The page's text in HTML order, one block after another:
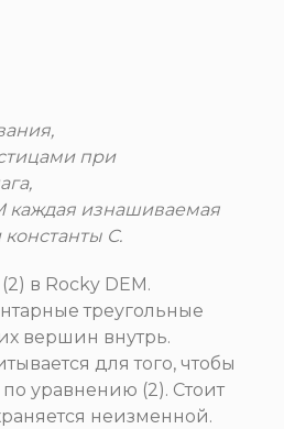
при
каждая изнашиваемая
C.
в Rocky DEM.
треугольные
вершин внутрь.
для того, чтобы
уравнению (2). Стоит
неизменной.